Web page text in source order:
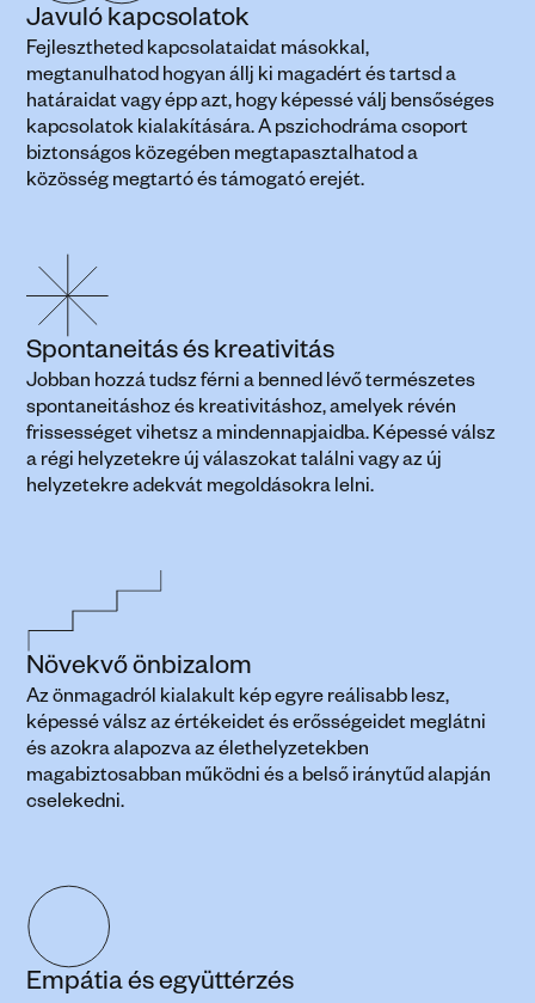
Javuló kapcsolatok
Fejlesztheted kapcsolataidat másokkal,
megtanulhatod hogyan állj ki magadért és tartsd a
határaidat vagy épp azt, hogy képessé válj bensőséges
kapcsolatok kialakítására. A pszichodráma csoport
biztonságos közegében megtapasztalhatod a
közösség megtartó és támogató erejét.
Spontaneitás és kreativitás
Jobban hozzá tudsz férni a benned lévő természetes
spontaneitáshoz és kreativitáshoz, amelyek révén
frissességet vihetsz a mindennapjaidba. Képessé válsz
a régi helyzetekre új válaszokat találni vagy az új
helyzetekre adekvát megoldásokra lelni.
Növekvő önbizalom
Az önmagadról kialakult kép egyre reálisabb lesz,
képessé válsz az értékeidet és erősségeidet meglátni
és azokra alapozva az élethelyzetekben
magabiztosabban működni és a belső iránytűd alapján
cselekedni.
Empátia és együttérzés